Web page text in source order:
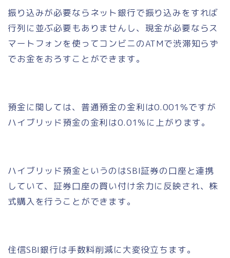
振り込みが必要ならネット銀行で振り込みをすれば
行列に並ぶ必要もありませんし、現金が必要ならス
マートフォンを使ってコンビニのATMで渋滞知らず
でお金をおろすことができます。
預金に関しては、普通預金の金利は0.001％ですが
ハイブリッド預金の金利は0.01％ に上がります。
ハイブリッド預金というのはSBI証券の口座と連携
していて、証券口座の買い付け余力に反映され、株
式購入を行うことができます。
住信SBI銀行は手数料削減に大変役立ちます。